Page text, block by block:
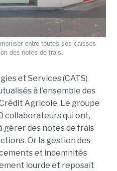
entre toutes ses caisses
des notes de frais.
et Services (CATS)
à l'ensemble des
Agricole. Le groupe
collaborateurs qui ont,
gérer des notes de frais
Or la gestion des
et indemnités
lourde et reposait